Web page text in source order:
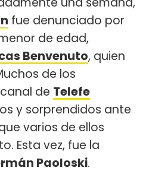
fue denunciado por
de edad,
Benvenuto, quien
de los
de Telefe
y sorprendidos ante
varios de ellos
Esta vez, fue la
Paoloski.